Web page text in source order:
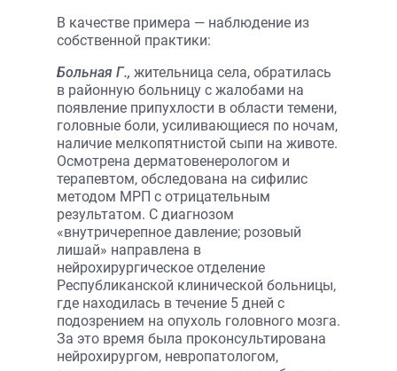
В качестве примера — наблюдение из
собственной практики:
Больная Г., жительница села, обратилась
в районную больницу с жалобами на
появление припухлости в области темени,
головные боли, усиливающиеся по ночам,
наличие мелкопятнистой сыпи на животе.
Осмотрена дерматовенерологом и
терапевтом, обследована на сифилис
методом МРП с отрицательным
результатом. С диагнозом
«внутричерепное давление; розовый
лишай» направлена в
нейрохирургическое отделение
Республиканской клинической больницы,
где находилась в течение 5 дней с
подозрением на опухоль головного мозга.
За это время была проконсультирована
нейрохирургом, невропатологом,